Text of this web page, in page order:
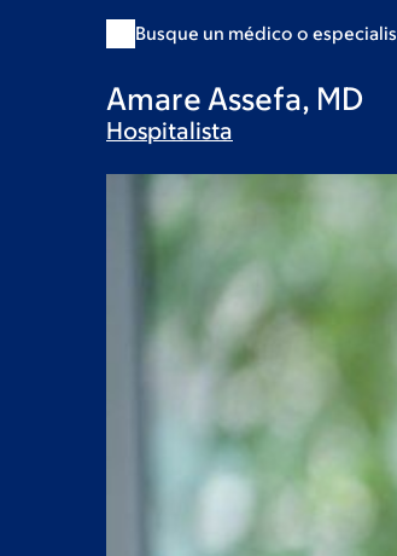
Busque un médico o
Amare Assefa, MD
Hospitalista